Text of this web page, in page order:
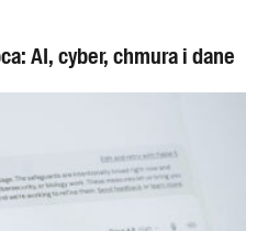
AI, cyber, chmura i dane